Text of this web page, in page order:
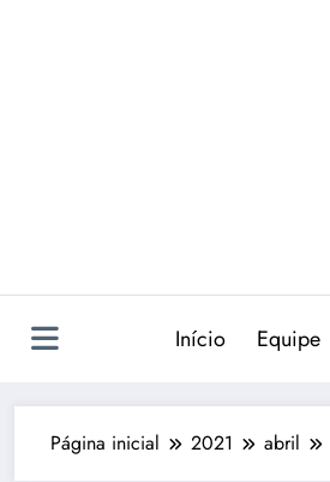
Início Equipe
Página inicial 2021 abril